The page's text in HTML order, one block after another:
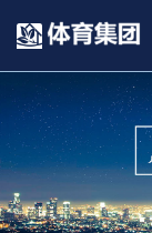
kaiyun
体
育
(中
国